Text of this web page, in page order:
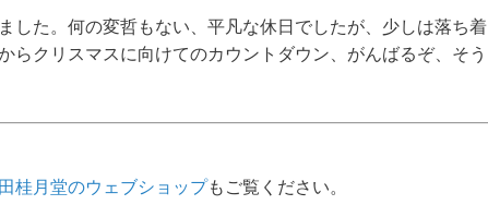
した。何の変哲もない、平凡な休日でしたが、少しは落ち着
らクリスマスに向けてのカウントダウン、がんばるぞ、そう
桂月堂のウェブショップもご覧ください。